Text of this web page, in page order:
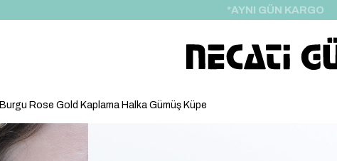
*HEDİYE PAKETİ & NOTU
Burgu Rose Gold Kaplama Halka Gümüş Küpe